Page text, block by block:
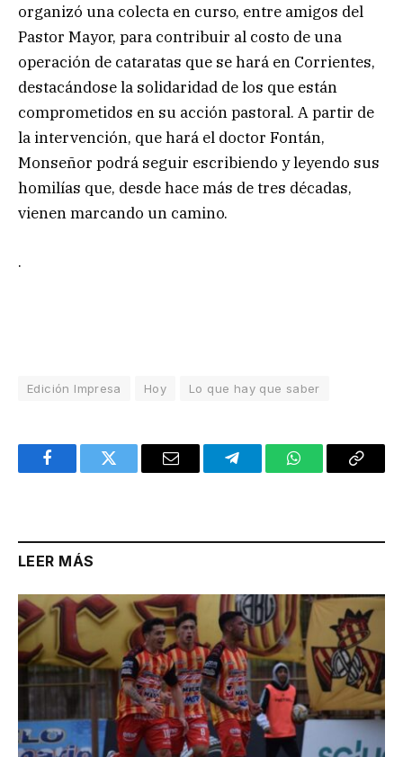
organizó una colecta en curso, entre amigos del
Pastor Mayor, para contribuir al costo de una
operación de cataratas que se hará en Corrientes,
destacándose la solidaridad de los que están
comprometidos en su acción pastoral. A partir de
la intervención, que hará el doctor Fontán,
Monseñor podrá seguir escribiendo y leyendo sus
homilías que, desde hace más de tres décadas,
vienen marcando un camino.
.
Edición Impresa Hoy Lo que hay que saber
FacebookTwitter Email TelegramWhatsAppCopy
LEER MÁS